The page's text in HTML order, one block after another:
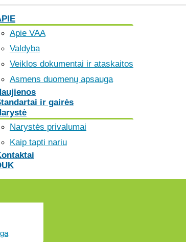
Apie VAA
Valdyba
Veiklos dokumentai ir ataskaitos
Asmens duomenų apsauga
ir gairės
Narystės privalumai
Kaip tapti nariu